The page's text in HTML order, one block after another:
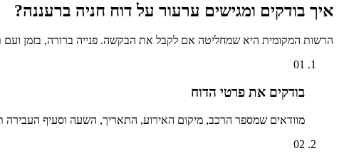
איך בודקים ומגישים ערעור על דוח חניה ברעננה?
הרשות המקומית היא שמחליטה אם לקבל את הבקשה. פנייה ברורה, בזמן ועם
01
בודקים את פרטי הדוח
מוודאים שמספר הרכב, מיקום האירוע, התאריך, השעה וסעיף העבירה
02